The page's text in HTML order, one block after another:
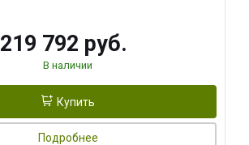
219 792 руб.
В наличии
Купить
Подробнее